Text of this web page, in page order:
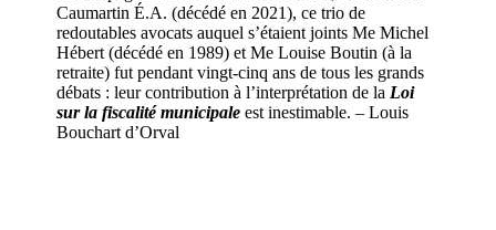
Caumartin É.A. (décédé en 2021), ce trio de
redoutables avocats auquel s’étaient joints Me Michel
Hébert (décédé en 1989) et Me Louise Boutin (à la
retraite) fut pendant vingt-cinq ans de tous les grands
débats : leur contribution à l’interprétation de la Loi
sur la fiscalité municipale est inestimable. – Louis
Bouchart d’Orval